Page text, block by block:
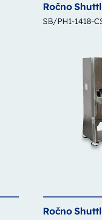
Ročno
SB/PH1-1418-
Ročno